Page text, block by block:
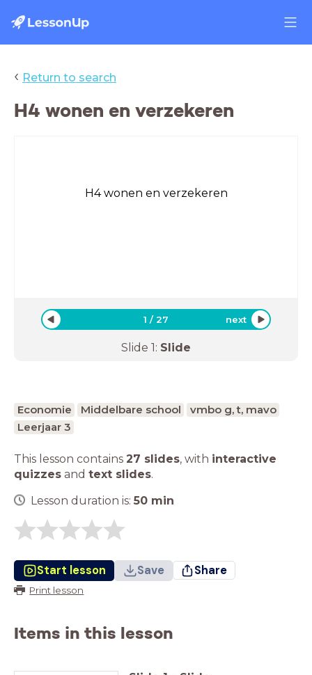
‹ Return to search
H4 wonen en verzekeren
H4 wonen en verzekeren
1 /27 next
Slide 1: Slide
Economie Middelbare school
vmbo g, t, mavo
Leerjaar 3
This lesson contains 27 slides, with interactive
quizzes and text slides.
Lesson duration is: 50 min
Start lesson Save Share
Print lesson
Items in this lesson